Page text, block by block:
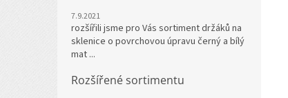
7.9.2021
rozšířili jsme pro Vás sortiment držáků na
sklenice o povrchovou úpravu černý a bílý
mat ...
Rozšířené sortimentu